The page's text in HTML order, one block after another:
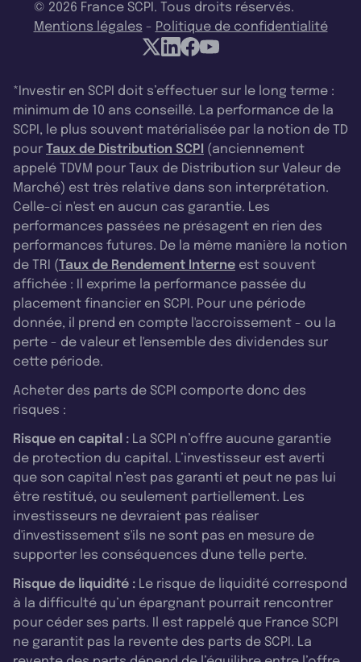
© 2026 France SCPI. Tous droits réservés.
Mentions légales - Politique de confidentialité
*Investir en SCPI doit s’effectuer sur le long terme :
minimum de 10 ans conseillé. La performance de la
SCPI, le plus souvent matérialisée par la notion de TD
pour Taux de Distribution SCPI (anciennement
appelé TDVM pour Taux de Distribution sur Valeur de
Marché) est très relative dans son interprétation.
Celle-ci n'est en aucun cas garantie. Les
performances passées ne présagent en rien des
performances futures. De la même manière la notion
de TRI (Taux de Rendement Interne est souvent
affichée : Il exprime la performance passée du
placement financier en SCPI. Pour une période
donnée, il prend en compte l'accroissement - ou la
perte - de valeur et l'ensemble des dividendes sur
cette période.
Acheter des parts de SCPI comporte donc des
risques :
Risque en capital : La SCPI n’offre aucune garantie
de protection du capital. L’investisseur est averti
que son capital n’est pas garanti et peut ne pas lui
être restitué, ou seulement partiellement. Les
investisseurs ne devraient pas réaliser
d'investissement s'ils ne sont pas en mesure de
supporter les conséquences d'une telle perte.
Risque de liquidité : Le risque de liquidité correspond
à la difficulté qu’un épargnant pourrait rencontrer
pour céder ses parts. Il est rappelé que France SCPI
ne garantit pas la revente des parts de SCPI. La